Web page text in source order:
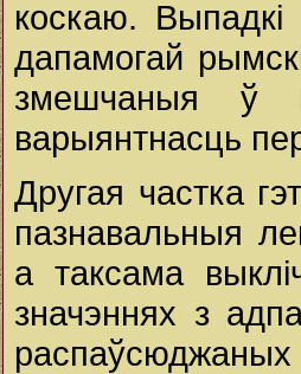
коскаю. Выпадкі
дапамогай
змешчаныя ў
варыянтнасць
Другая частка
пазнавальныя
а таксама
значэннях з
распаўсюджаных